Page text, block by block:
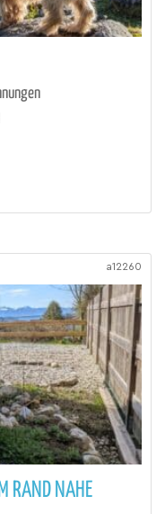
a12260
RAND NAHE